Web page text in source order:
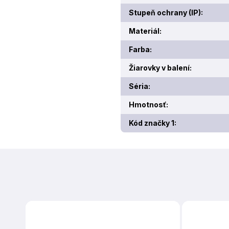
Stupeň ochrany (IP):
Materiál:
Farba:
Žiarovky v balení:
Séria:
Hmotnosť:
Kód značky 1: